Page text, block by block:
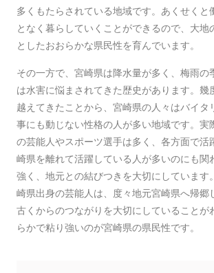
多くもたらされている地域です。あくせくと
となく暮らしていくことができるので、大地
としたおおらかな県民性を育んでいます。
その一方で、宮崎県は降水量が多く、梅雨の
は水害に悩まされてきた歴史があります。幾
越えてきたことから、宮崎県の人々はバイタ
事にも動じない性格の人が多い地域です。実
の芸能人やスポーツ選手は多く、各方面で活
崎県を離れて活躍している人が多いのにも関
強く、地元との結びつきを大切にしています
崎県出身の芸能人は、度々地元宮崎県へ帰郷
古くからのつながりを大切にしていることが
らかで粘り強いのが宮崎県の県民性です。